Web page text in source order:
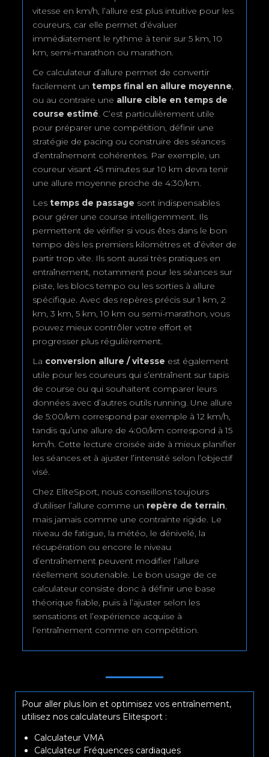
vitesse en km/h, l’allure est plus intuitive pour les
coureurs, car elle permet d’évaluer
immédiatement le rythme à tenir sur 5 km, 10
km, semi-marathon ou marathon.
Ce calculateur d’allure permet de convertir
facilement un temps final en allure moyenne,
ou au contraire une allure cible en temps de
course estimé. C’est particulièrement utile
pour préparer une compétition, définir une
stratégie de pacing ou construire des séances
d’entraînement cohérentes. Par exemple, un
coureur visant 45 minutes sur 10 km devra tenir
une allure moyenne proche de 4:30/km.
Les temps de passage sont indispensables
pour gérer une course intelligemment. Ils
permettent de vérifier si vous êtes dans le bon
tempo dès les premiers kilomètres et d’éviter de
partir trop vite. Ils sont aussi très pratiques en
entraînement, notamment pour les séances sur
piste, les blocs tempo ou les sorties à allure
spécifique. Avec des repères précis sur 1 km, 2
km, 3 km, 5 km, 10 km ou semi-marathon, vous
pouvez mieux contrôler votre effort et
progresser plus régulièrement.
La conversion allure / vitesse est également
utile pour les coureurs qui s’entraînent sur tapis
de course ou qui souhaitent comparer leurs
données avec d’autres outils running. Une allure
de 5:00/km correspond par exemple à 12 km/h,
tandis qu’une allure de 4:00/km correspond à 15
km/h. Cette lecture croisée aide à mieux planifier
les séances et à ajuster l’intensité selon l’objectif
visé.
Chez EliteSport, nous conseillons toujours
d’utiliser l’allure comme un repère de terrain,
mais jamais comme une contrainte rigide. Le
niveau de fatigue, la météo, le dénivelé, la
récupération ou encore le niveau
d’entraînement peuvent modifier l’allure
réellement soutenable. Le bon usage de ce
calculateur consiste donc à définir une base
théorique fiable, puis à l’ajuster selon les
sensations et l’expérience acquise à
l’entraînement comme en compétition.
Pour aller plus loin et optimisez vos entraînement,
utilisez nos calculateurs Elitesport :
Calculateur VMA
Calculateur Fréquences cardiaques